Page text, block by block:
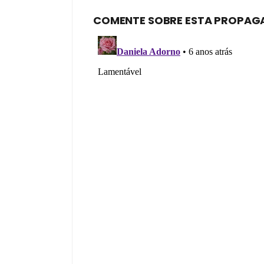
COMENTE SOBRE ESTA